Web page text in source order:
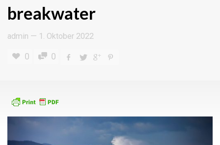
breakwater
admin — 1. Oktober 2022
0 0